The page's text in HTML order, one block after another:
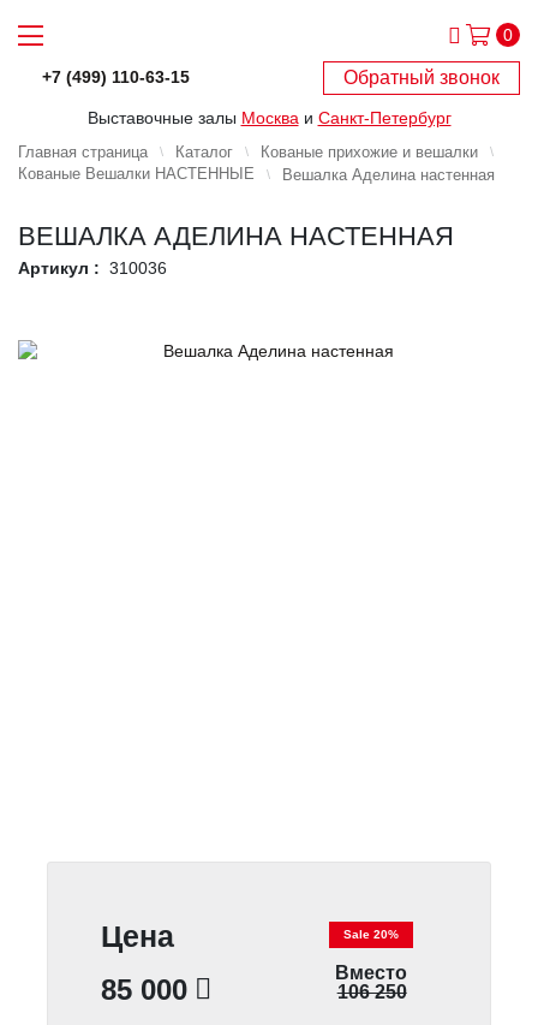
0
+7 (499) 110-63-15 Обратный звонок
Выставочные залы Москва и Санкт-Петербург
Главная страница Каталог
Кованые прихожие и вешалки
Кованые Вешалки НАСТЕННЫЕ
Вешалка Аделина настенная
ВЕШАЛКА АДЕЛИНА НАСТЕННАЯ
Артикул : 310036
Цена
85 000
Sale 20%
Вместо
106 250